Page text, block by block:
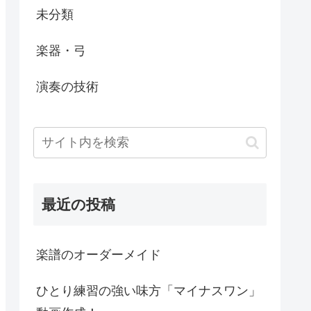
未分類
楽器・弓
演奏の技術
最近の投稿
楽譜のオーダーメイド
ひとり練習の強い味方「マイナスワン」